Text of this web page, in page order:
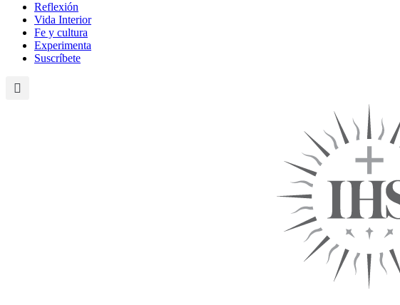
Reflexión
Vida Interior
Fe y cultura
Experimenta
Suscríbete